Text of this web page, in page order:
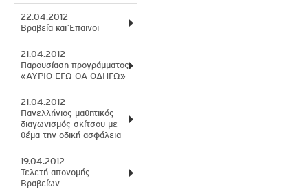
22.04.2012
Βραβεία και Έπαινοι
21.04.2012
Παρουσίαση προγράμματος
«ΑΥΡΙΟ ΕΓΩ ΘΑ ΟΔΗΓΩ»
21.04.2012
Πανελλήνιος μαθητικός
διαγωνισμός σκίτσου με
θέμα την οδική ασφάλεια
19.04.2012
Τελετή απονομής
Βραβείων